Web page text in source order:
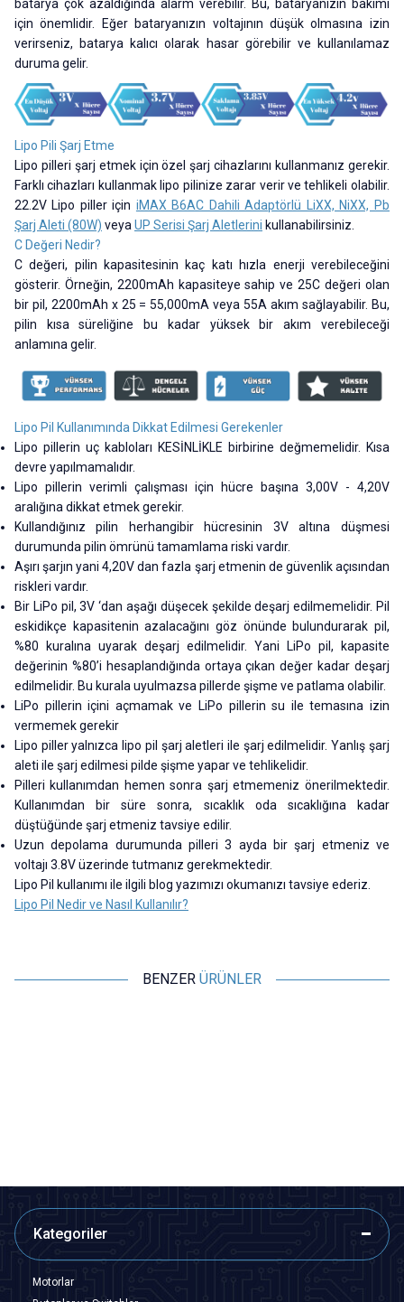
batarya çok azaldığında alarm verebilir. Bu, bataryanızın bakımı
için önemlidir. Eğer bataryanızın voltajının düşük olmasına izin
verirseniz, batarya kalıcı olarak hasar görebilir ve kullanılamaz
duruma gelir.
Lipo Pili Şarj Etme
Lipo pilleri şarj etmek için özel şarj cihazlarını kullanmanız gerekir.
Farklı cihazları kullanmak lipo pilinize zarar verir ve tehlikeli olabilir.
22.2V Lipo piller için iMAX B6AC Dahili Adaptörlü LiXX, NiXX, Pb
Şarj Aleti (80W) veya UP Serisi Şarj Aletlerini kullanabilirsiniz.
C Değeri Nedir?
C değeri, pilin kapasitesinin kaç katı hızla enerji verebileceğini
gösterir. Örneğin, 2200mAh kapasiteye sahip ve 25C değeri olan
bir pil, 2200mAh x 25 = 55,000mA veya 55A akım sağlayabilir. Bu,
pilin kısa süreliğine bu kadar yüksek bir akım verebileceği
anlamına gelir.
Lipo Pil Kullanımında Dikkat Edilmesi Gerekenler
Lipo pillerin uç kabloları KESİNLİKLE birbirine değmemelidir. Kısa
devre yapılmamalıdır.
Lipo pillerin verimli çalışması için hücre başına 3,00V - 4,20V
aralığına dikkat etmek gerekir.
Kullandığınız pilin herhangibir hücresinin 3V altına düşmesi
durumunda pilin ömrünü tamamlama riski vardır.
Aşırı şarjın yani 4,20V dan fazla şarj etmenin de güvenlik açısından
riskleri vardır.
Bir LiPo pil, 3V ‘dan aşağı düşecek şekilde deşarj edilmemelidir. Pil
eskidikçe kapasitenin azalacağını göz önünde bulundurarak pil,
%80 kuralına uyarak deşarj edilmelidir. Yani LiPo pil, kapasite
değerinin %80’i hesaplandığında ortaya çıkan değer kadar deşarj
edilmelidir. Bu kurala uyulmazsa pillerde şişme ve patlama olabilir.
LiPo pillerin içini açmamak ve LiPo pillerin su ile temasına izin
vermemek gerekir
Lipo piller yalnızca lipo pil şarj aletleri ile şarj edilmelidir. Yanlış şarj
aleti ile şarj edilmesi pilde şişme yapar ve tehlikelidir.
Pilleri kullanımdan hemen sonra şarj etmemeniz önerilmektedir.
Kullanımdan bir süre sonra, sıcaklık oda sıcaklığına kadar
düştüğünde şarj etmeniz tavsiye edilir.
Uzun depolama durumunda pilleri 3 ayda bir şarj etmeniz ve
voltajı 3.8V üzerinde tutmanız gerekmektedir.
Lipo Pil kullanımı ile ilgili blog yazımızı okumanızı tavsiye ederiz.
Lipo Pil Nedir ve Nasıl Kullanılır?
BENZER ÜRÜNLER
Kategoriler
Motorlar